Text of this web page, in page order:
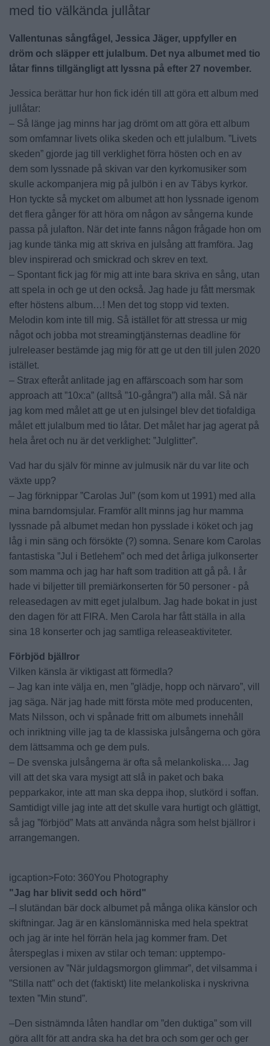
med tio välkända jullåtar
Vallentunas sångfågel, Jessica Jäger, uppfyller en
dröm och släpper ett julalbum. Det nya albumet med tio
låtar finns tillgängligt att lyssna på efter 27 november.
Jessica berättar hur hon fick idén till att göra ett album med
jullåtar:
– Så länge jag minns har jag drömt om att göra ett album
som omfamnar livets olika skeden och ett julalbum. ”Livets
skeden” gjorde jag till verklighet förra hösten och en av
dem som lyssnade på skivan var den kyrkomusiker som
skulle ackompanjera mig på julbön i en av Täbys kyrkor.
Hon tyckte så mycket om albumet att hon lyssnade igenom
det flera gånger för att höra om någon av sångerna kunde
passa på julafton. När det inte fanns någon frågade hon om
jag kunde tänka mig att skriva en julsång att framföra. Jag
blev inspirerad och smickrad och skrev en text.
– Spontant fick jag för mig att inte bara skriva en sång, utan
att spela in och ge ut den också. Jag hade ju fått mersmak
efter höstens album…! Men det tog stopp vid texten.
Melodin kom inte till mig. Så istället för att stressa ur mig
något och jobba mot streamingtjänsternas deadline för
julreleaser bestämde jag mig för att ge ut den till julen 2020
istället.
– Strax efteråt anlitade jag en affärscoach som har som
approach att ”10x:a” (alltså ”10-gångra”) alla mål. Så när
jag kom med målet att ge ut en julsingel blev det tiofaldiga
målet ett julalbum med tio låtar. Det målet har jag agerat på
hela året och nu är det verklighet: ”Julglitter”.
Vad har du själv för minne av julmusik när du var lite och
växte upp?
– Jag förknippar ”Carolas Jul” (som kom ut 1991) med alla
mina barndomsjular. Framför allt minns jag hur mamma
lyssnade på albumet medan hon pysslade i köket och jag
låg i min säng och försökte (?) somna. Senare kom Carolas
fantastiska ”Jul i Betlehem” och med det årliga julkonserter
som mamma och jag har haft som tradition att gå på. I år
hade vi biljetter till premiärkonserten för 50 personer - på
releasedagen av mitt eget julalbum. Jag hade bokat in just
den dagen för att FIRA. Men Carola har fått ställa in alla
sina 18 konserter och jag samtliga releaseaktiviteter.
Förbjöd bjällror
Vilken känsla är viktigast att förmedla?
– Jag kan inte välja en, men ”glädje, hopp och närvaro”, vill
jag säga. När jag hade mitt första möte med producenten,
Mats Nilsson, och vi spånade fritt om albumets innehåll
och inriktning ville jag ta de klassiska julsångerna och göra
dem lättsamma och ge dem puls.
– De svenska julsångerna är ofta så melankoliska… Jag
vill att det ska vara mysigt att slå in paket och baka
pepparkakor, inte att man ska deppa ihop, slutkörd i soffan.
Samtidigt ville jag inte att det skulle vara hurtigt och glättigt,
så jag ”förbjöd” Mats att använda några som helst bjällror i
arrangemangen.
igcaption>Foto: 360You Photography
"Jag har blivit sedd och hörd"
–I slutändan bär dock albumet på många olika känslor och
skiftningar. Jag är en känslomänniska med hela spektrat
och jag är inte hel förrän hela jag kommer fram. Det
återspeglas i mixen av stilar och teman: upptempo-
versionen av ”När juldagsmorgon glimmar”, det vilsamma i
”Stilla natt” och det (faktiskt) lite melankoliska i nyskrivna
texten ”Min stund”.
–Den sistnämnda låten handlar om ”den duktiga” som vill
göra allt för att andra ska ha det bra och som ger och ger